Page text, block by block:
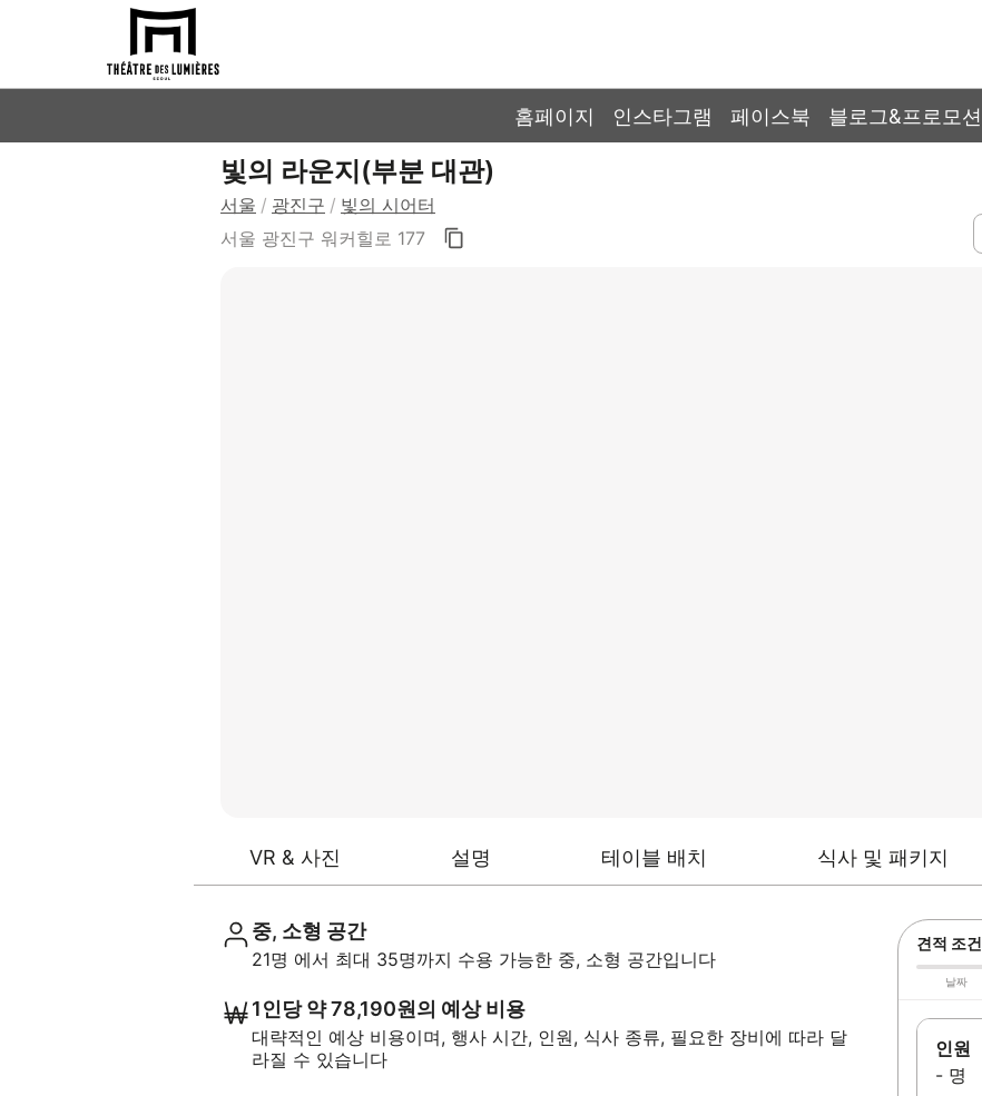
홈페이지 인스타그램 페이스북 블로그&프로모션
빛의 라운지(부분 대관)
서울 / 광진구 / 빛의 시어터
서울 광진구 워커힐로 177
VR & 사진 설명 테이블 배치 식사 및 패키지
중, 소형 공간
21명 에서 최대 35명까지 수용 가능한 중, 소형 공간입니다
1인당 약 78,190원의 예상 비용
대략적인 예상 비용이며, 행사 시간, 인원, 식사 종류, 필요한 장비에 따라 달
라질 수 있습니다
견적 조건
날짜
인원
- 명